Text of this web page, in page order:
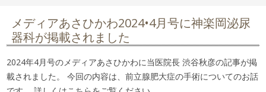
メディアあさひかわ2024•4月号に神楽岡泌尿
器科が掲載されました
2024年4月号のメディアあさひかわに当医院長 渋谷秋彦の記事が掲
載されました。 今回の内容は、前立腺肥大症の手術についてのお話